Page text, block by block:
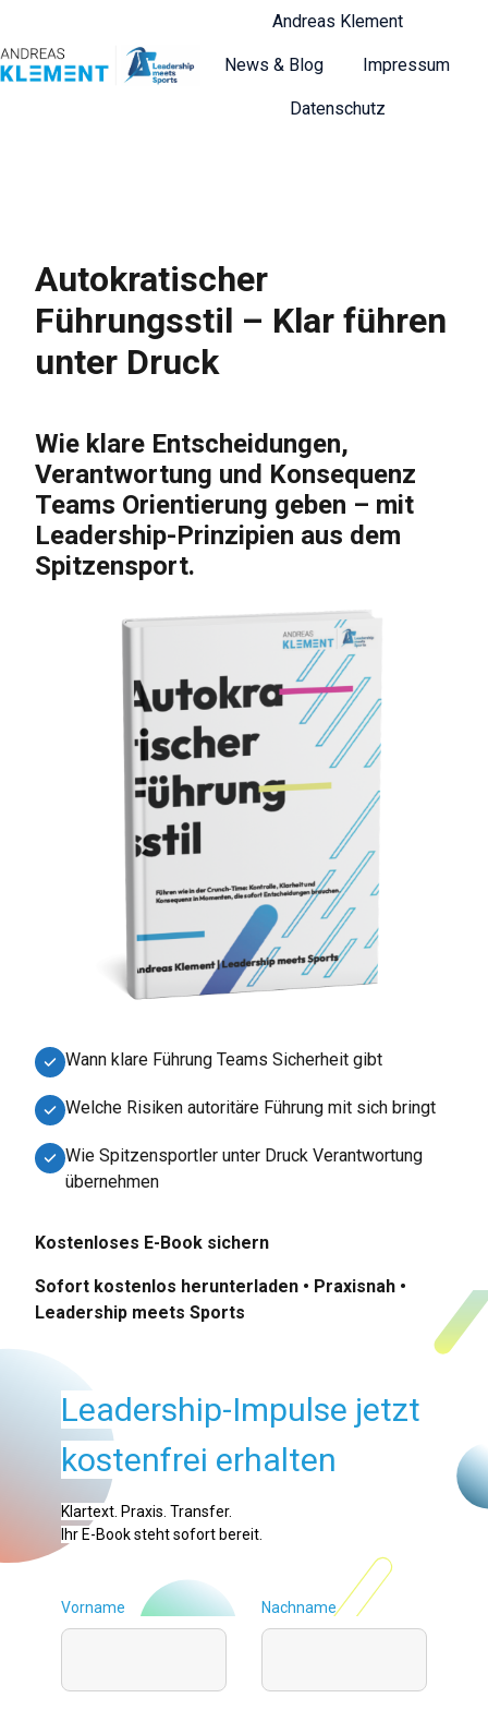
Andreas Klement
News & Blog Impressum
Datenschutz
Autokratischer
Führungsstil – Klar führen
unter Druck
Wie klare Entscheidungen,
Verantwortung und Konsequenz
Teams Orientierung geben – mit
Leadership-Prinzipien aus dem
Spitzensport.
Wann klare Führung Teams Sicherheit gibt
Welche Risiken autoritäre Führung mit sich bringt
Wie Spitzensportler unter Druck Verantwortung
übernehmen
Kostenloses E-Book sichern
Sofort kostenlos herunterladen • Praxisnah •
Leadership meets Sports
Leadership-Impulse jetzt
kostenfrei erhalten
Klartext. Praxis. Transfer.
Ihr E-Book steht sofort bereit.
Vorname Nachname